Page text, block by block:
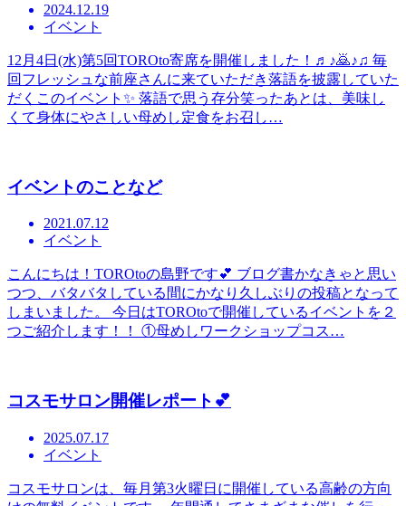
2024.12.19
イベント
12月4日(水)第5回TOROto寄席を開催しました！♬♪🙇♪♫ 毎
回フレッシュな前座さんに来ていただき落語を披露していた
だくこのイベント✨ 落語で思う存分笑ったあとは、美味し
くて身体にやさしい母めし定食をお召し…
イベントのことなど
2021.07.12
イベント
こんにちは！TOROtoの島野です💕 ブログ書かなきゃと思い
つつ、バタバタしている間にかなり久しぶりの投稿となって
しまいました。 今日はTOROtoで開催しているイベントを２
つご紹介します！！ ①母めしワークショップコス…
コスモサロン開催レポート💕
2025.07.17
イベント
コスモサロンは、毎月第3火曜日に開催している高齢の方向